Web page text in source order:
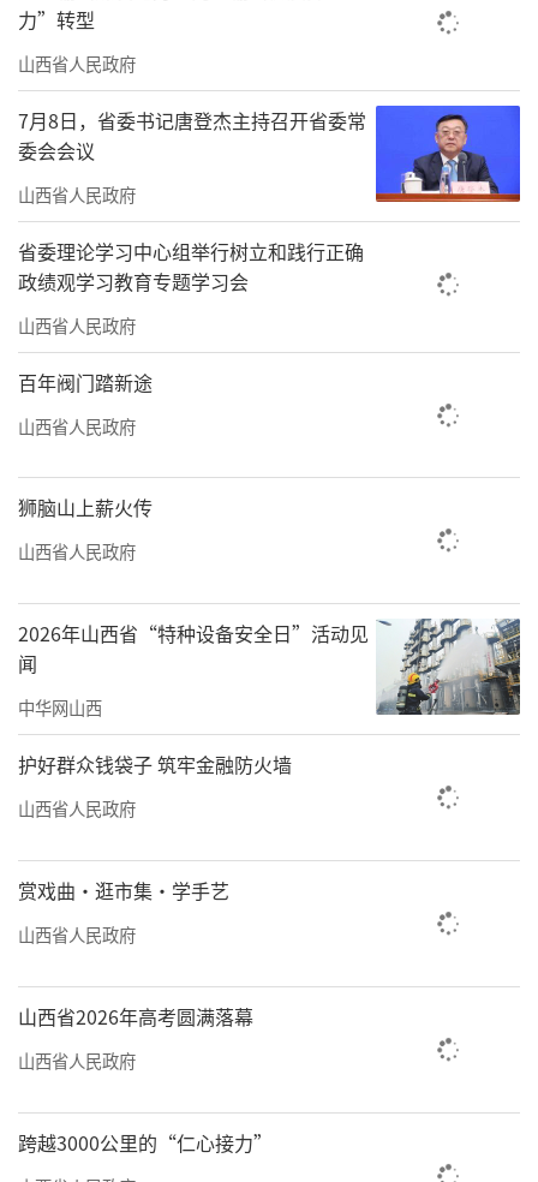
持高标准严要求，以务实和精细的作风推进工
作，出色完成了党中央交办的政治任务。
习近平强调，要充分用好纪念活动激发的
强大正能量，持续用好纪念活动这本生动的爱
国主义教材，把活动激发出的自信心、自豪
感、精气神运用好发扬好，同贯彻落实党中央
各项决策部署结合起来，同应对各种风险挑战
结合起来，转化为做好改革发展稳定各项工作
的强大动力。要坚持正确抗战史观、二战史
观，坚定历史自信，从中国共产党领导全民族
众志成城英勇抗战的伟大胜利中汲取智慧和力
量，坚定站在历史正确一边，把握历史主动，
在以史为鉴中不断开创未来。要讲好中国抗战
故事、和平发展故事，向世界表明中国是战后
人类命运共同体的负责任大国形象。要认真总
结筹办纪念活动的经验做法，不断丰富完善大
党大国典礼制度。
会议传达了习近平在中央政治局常委会会
议上的重要讲话。
会议指出，习近平总书记的重要讲话深刻
阐述纪念活动的重要意义，充分肯定组织筹办
工作，对用好活动成果等提出明确要求，我们
得圆满成功，根本在于以习近平同志为核心的
党中央坚强领导，在于各地区各部门各单位、
彻习近平总书记重要讲话精神，拓展深化纪念
活动重要成果，扎实办好后续纪念活动，加强
力”转型
山西省人民政府
7月8日，省委书记唐登杰主持召开省委常
委会会议
山西省人民政府
省委理论学习中心组举行树立和践行正确
政绩观学习教育专题学习会
山西省人民政府
百年阀门踏新途
山西省人民政府
狮脑山上薪火传
山西省人民政府
2026年山西省“特种设备安全日”活动见
闻
中华网山西
护好群众钱袋子 筑牢金融防火墙
山西省人民政府
赏戏曲·逛市集·学手艺
山西省人民政府
山西省2026年高考圆满落幕
山西省人民政府
跨越3000公里的“仁心接力”